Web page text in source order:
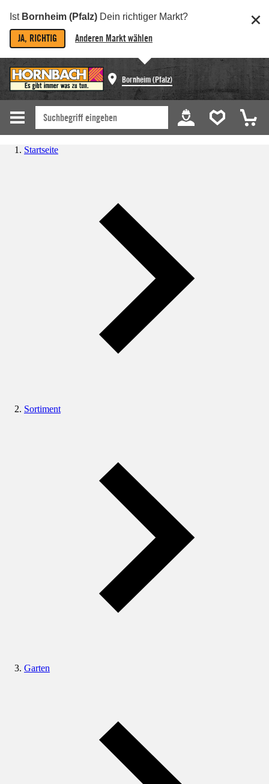
Ist Bornheim (Pfalz) Dein richtiger Markt?
JA, RICHTIG Anderen Markt wählen
Bornheim (Pfalz)
Startseite
Sortiment
Garten